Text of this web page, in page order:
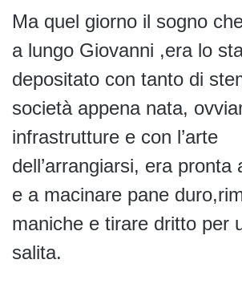
Ma quel giorno il sogno
a lungo Giovanni ,era lo
depositato con tanto di
società appena nata,
infrastrutture e con l’arte
dell’arrangiarsi, era pronta
e a macinare pane
maniche e tirare dritto per
salita.